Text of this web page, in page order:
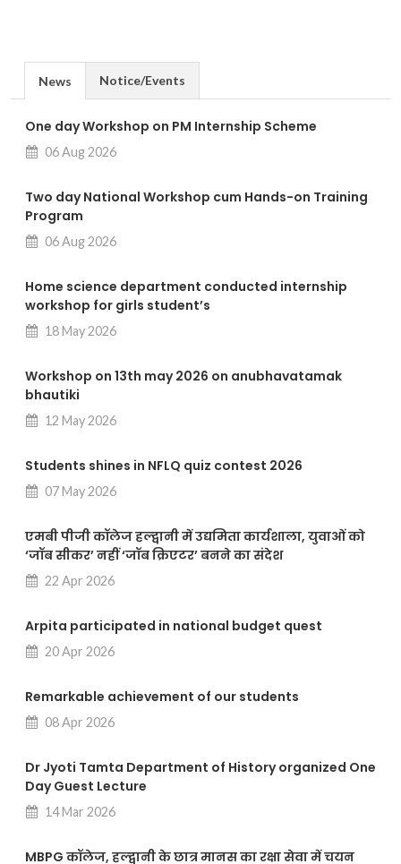
News Notice/Events
One day Workshop on PM Internship Scheme
06 Aug 2026
Two day National Workshop cum Hands-on Training
Program
06 Aug 2026
Home science department conducted internship
workshop for girls student’s
18 May 2026
Workshop on 13th may 2026 on anubhavatamak
bhautiki
12 May 2026
Students shines in NFLQ quiz contest 2026
07 May 2026
एमबी पीजी कॉलेज हल्द्वानी में उद्यमिता कार्यशाला, युवाओं को
‘जॉब सीकर’ नहीं ‘जॉब क्रिएटर’ बनने का संदेश
22 Apr 2026
Arpita participated in national budget quest
20 Apr 2026
Remarkable achievement of our students
08 Apr 2026
Dr Jyoti Tamta Department of History organized One
Day Guest Lecture
14 Mar 2026
MBPG कॉलेज, हल्द्वानी के छात्र मानस का रक्षा सेवा में चयन